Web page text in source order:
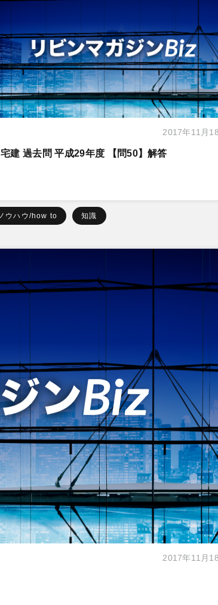
2017年11月
宅建 過去問 平成29年度 【問50】解答
ウハウ/how to 知識
2017年11月